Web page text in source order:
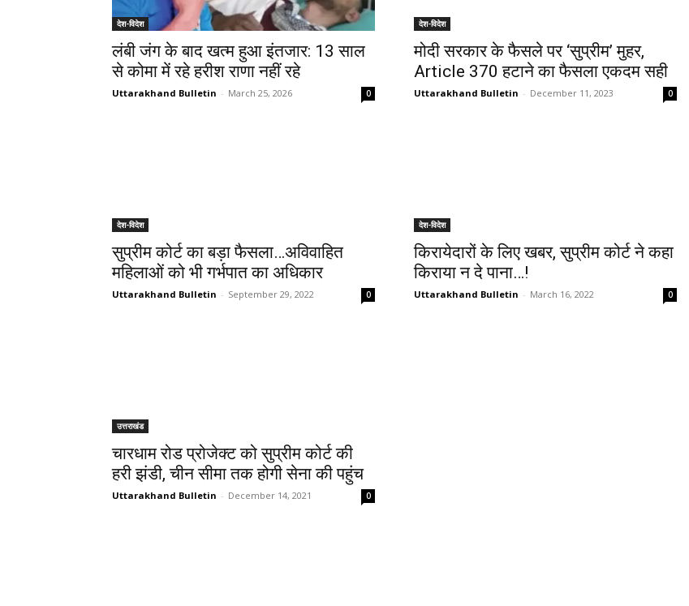
देश-विदेश
लंबी जंग के बाद खत्म हुआ इंतजार: 13 साल
से कोमा में रहे हरीश राणा नहीं रहे
Uttarakhand Bulletin - March 25, 2026 0
देश-विदेश
मोदी सरकार के फैसले पर ‘सुप्रीम’ मुहर,
Article 370 हटाने का फैसला एकदम सही
Uttarakhand Bulletin - December 11, 2023 0
देश-विदेश
सुप्रीम कोर्ट का बड़ा फैसला…अविवाहित
महिलाओं को भी गर्भपात का अधिकार
Uttarakhand Bulletin - September 29, 2022 0
देश-विदेश
किरायेदारों के लिए खबर, सुप्रीम कोर्ट ने कहा
किराया न दे पाना…!
Uttarakhand Bulletin - March 16, 2022 0
उत्तराखंड
चारधाम रोड प्रोजेक्ट को सुप्रीम कोर्ट की
हरी झंडी, चीन सीमा तक होगी सेना की पहुंच
Uttarakhand Bulletin - December 14, 2021 0